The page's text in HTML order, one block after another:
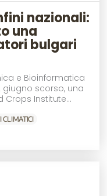
nazionali:
una
bulgari
e Bioinformatica
giugno scorso, una
Crops Institute...
CLIMATICI